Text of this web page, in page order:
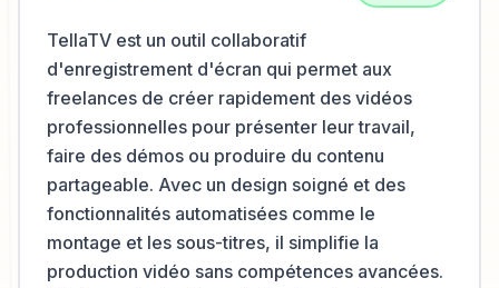
TellaTV est un outil collaboratif
d'enregistrement d'écran qui permet aux
freelances de créer rapidement des vidéos
professionnelles pour présenter leur travail,
faire des démos ou produire du contenu
partageable. Avec un design soigné et des
fonctionnalités automatisées comme le
montage et les sous-titres, il simplifie la
production vidéo sans compétences avancées.